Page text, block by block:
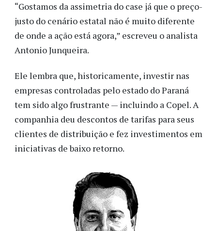
“Gostamos da assimetria do case já que o preço-
justo do cenário estatal não é muito diferente
de onde a ação está agora,” escreveu o analista
Antonio Junqueira.
Ele lembra que, historicamente, investir nas
empresas controladas pelo estado do Paraná
tem sido algo frustrante — incluindo a Copel. A
companhia deu descontos de tarifas para seus
clientes de distribuição e fez investimentos em
iniciativas de baixo retorno.